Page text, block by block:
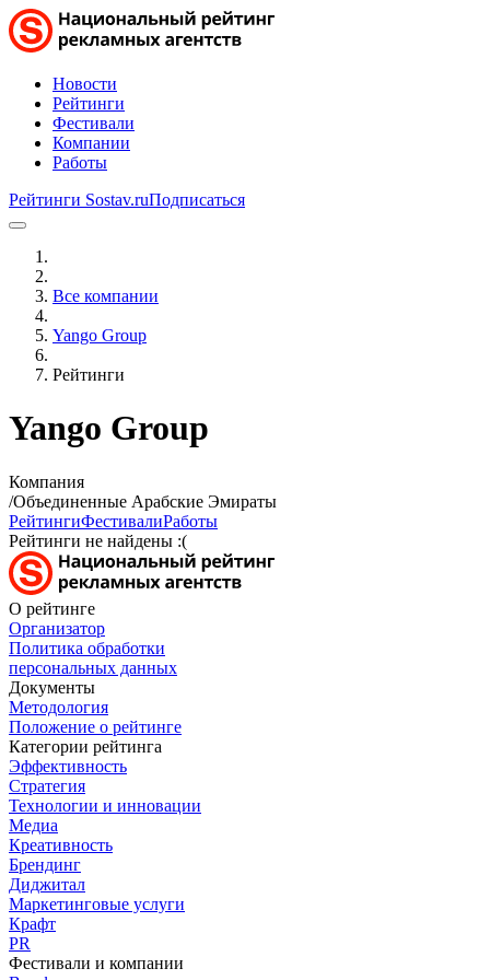
Новости
Рейтинги
Фестивали
Компании
Работы
Рейтинги Sostav.ruПодписаться
Все компании
Yango Group
Рейтинги
Yango Group
Компания
/Объединенные Арабские Эмираты
РейтингиФестивалиРаботы
Рейтинги не найдены :(
О рейтинге
Организатор
Политика обработки
персональных данных
Документы
Методология
Положение о рейтинге
Категории рейтинга
Эффективность
Стратегия
Технологии и инновации
Медиа
Креативность
Брендинг
Диджитал
Маркетинговые услуги
Крафт
PR
Фестивали и компании